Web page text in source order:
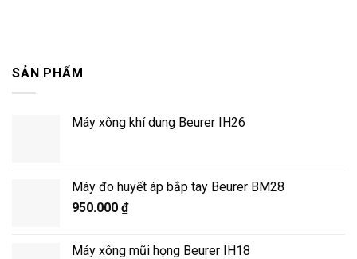
SẢN PHẨM
Máy xông khí dung Beurer IH26
Máy đo huyết áp bắp tay Beurer BM28
950.000 ₫
Máy xông mũi họng Beurer IH18